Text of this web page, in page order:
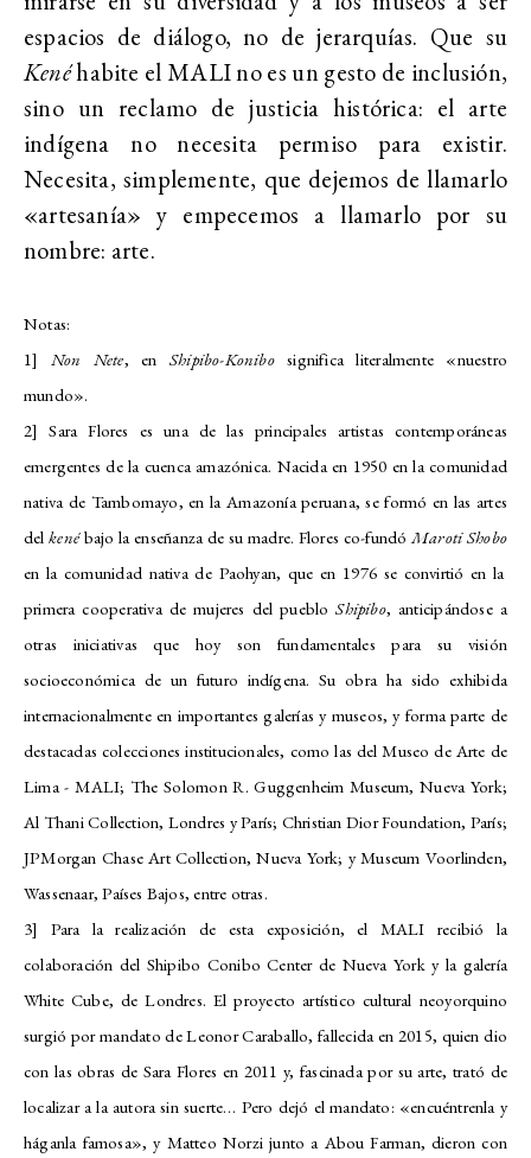
espacios de diálogo, no de jerarquías. Que su
Kenéhabite el MALI no es un gesto de inclusión,
sino un reclamo de justicia histórica: el arte
indígena no necesita permiso para existir.
Necesita, simplemente, que dejemos de llamarlo
«artesanía» y empecemos a llamarlo por su
nombre: arte.
Notas:
1] Non Nete, en Shipibo-Konibosignifica literalmente «nuestro
mundo».
2] Sara Flores es una de las principales artistas contemporáneas
emergentes de la cuenca amazónica. Nacida en 1950 en la comunidad
nativa de Tambomayo, en la Amazonía peruana, se formó en las artes
delkenébajo la enseñanza de su madre. Flores co-fundóMaroti Shobo
en la comunidad nativa de Paohyan, que en 1976 se convirtió en la
primera cooperativa de mujeres del puebloShipibo, anticipándose a
otras iniciativas que hoy son fundamentales para su visión
socioeconómica de un futuro indígena. Su obra ha sido exhibida
internacionalmente en importantes galerías y museos, y forma parte de
destacadas colecciones institucionales, como las del Museo de Arte de
Lima - MALI; The Solomon R. Guggenheim Museum, Nueva York;
Al Thani Collection, Londres y París; Christian Dior Foundation, París;
JPMorgan Chase Art Collection, Nueva York; y Museum Voorlinden,
Wassenaar, Países Bajos, entre otras.
3] Para la realización de esta exposición, el MALI recibió la
colaboración del Shipibo Conibo Center de Nueva York y la galería
White Cube, de Londres. El proyecto artístico cultural neoyorquino
surgió por mandato de Leonor Caraballo, fallecida en 2015, quien dio
con las obras de Sara Flores en 2011 y, fascinada por su arte, trató de
localizar a la autora sin suerte… Pero dejó el mandato: «encuéntrenla y
háganla famosa», y Matteo Norzi junto a Abou Farman, dieron con